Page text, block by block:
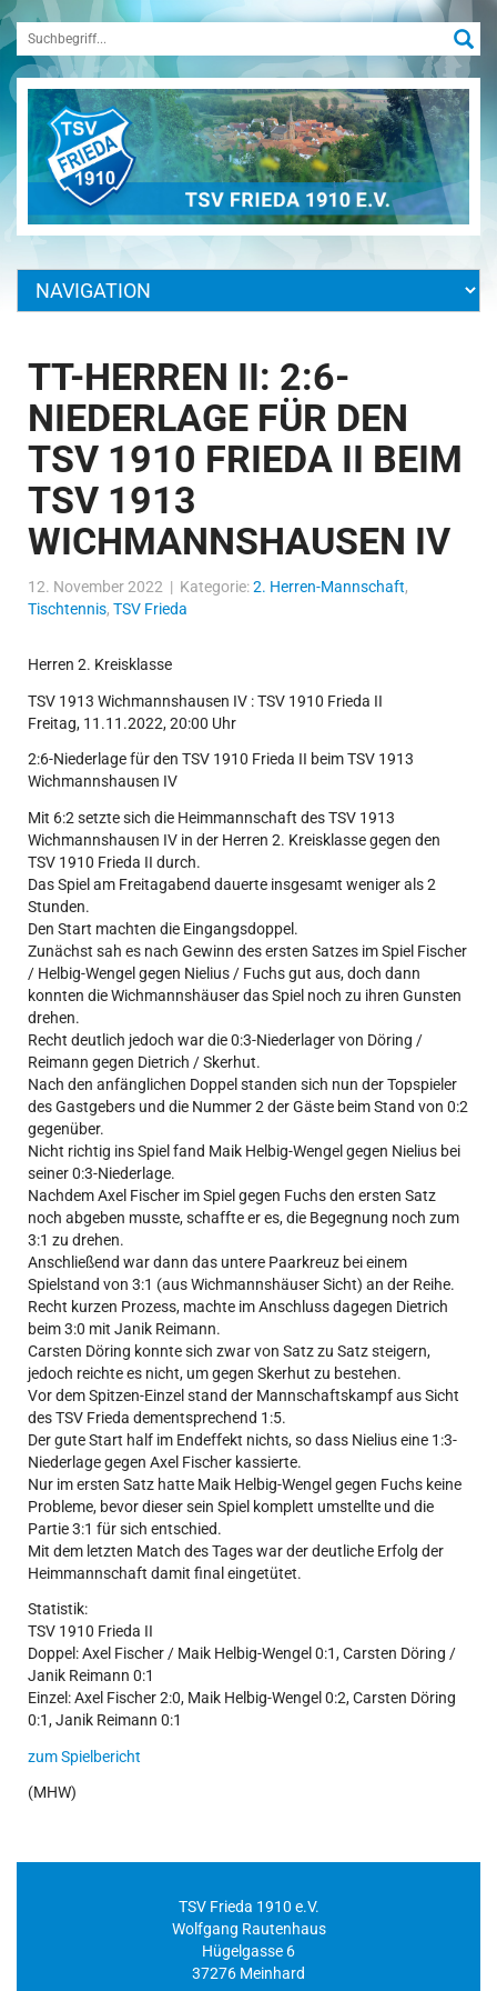
TT-HERREN II: 2:6-
NIEDERLAGE FÜR DEN
TSV 1910 FRIEDA II BEIM
TSV 1913
WICHMANNSHAUSEN IV
12. November 2022 | Kategorie:2. Herren-Mannschaft,
Tischtennis, TSV Frieda
Herren 2. Kreisklasse
TSV 1913 Wichmannshausen IV : TSV 1910 Frieda II
Freitag, 11.11.2022, 20:00 Uhr
2:6-Niederlage für den TSV 1910 Frieda II beim TSV 1913
Wichmannshausen IV
Mit 6:2 setzte sich die Heimmannschaft des TSV 1913
Wichmannshausen IV in der Herren 2. Kreisklasse gegen den
TSV 1910 Frieda II durch.
Das Spiel am Freitagabend dauerte insgesamt weniger als 2
Stunden.
Den Start machten die Eingangsdoppel.
Zunächst sah es nach Gewinn des ersten Satzes im Spiel Fischer
/ Helbig-Wengel gegen Nielius / Fuchs gut aus, doch dann
konnten die Wichmannshäuser das Spiel noch zu ihren Gunsten
drehen.
Recht deutlich jedoch war die 0:3-Niederlager von Döring /
Reimann gegen Dietrich / Skerhut.
Nach den anfänglichen Doppel standen sich nun der Topspieler
des Gastgebers und die Nummer 2 der Gäste beim Stand von 0:2
gegenüber.
Nicht richtig ins Spiel fand Maik Helbig-Wengel gegen Nielius bei
seiner 0:3-Niederlage.
Nachdem Axel Fischer im Spiel gegen Fuchs den ersten Satz
noch abgeben musste, schaffte er es, die Begegnung noch zum
3:1 zu drehen.
Anschließend war dann das untere Paarkreuz bei einem
Spielstand von 3:1 (aus Wichmannshäuser Sicht) an der Reihe.
Recht kurzen Prozess, machte im Anschluss dagegen Dietrich
beim 3:0 mit Janik Reimann.
Carsten Döring konnte sich zwar von Satz zu Satz steigern,
jedoch reichte es nicht, um gegen Skerhut zu bestehen.
Vor dem Spitzen-Einzel stand der Mannschaftskampf aus Sicht
des TSV Frieda dementsprechend 1:5.
Der gute Start half im Endeffekt nichts, so dass Nielius eine 1:3-
Niederlage gegen Axel Fischer kassierte.
Nur im ersten Satz hatte Maik Helbig-Wengel gegen Fuchs keine
Probleme, bevor dieser sein Spiel komplett umstellte und die
Partie 3:1 für sich entschied.
Mit dem letzten Match des Tages war der deutliche Erfolg der
Heimmannschaft damit final eingetütet.
Statistik:
TSV 1910 Frieda II
Doppel: Axel Fischer / Maik Helbig-Wengel 0:1, Carsten Döring /
Janik Reimann 0:1
Einzel: Axel Fischer 2:0, Maik Helbig-Wengel 0:2, Carsten Döring
0:1, Janik Reimann 0:1
zum Spielbericht
(MHW)
TSV Frieda 1910 e.V.
Wolfgang Rautenhaus
Hügelgasse 6
37276 Meinhard